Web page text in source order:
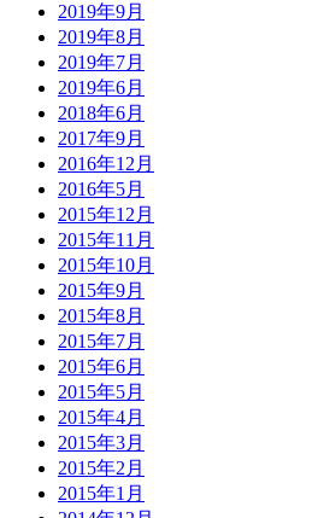
2019年9月
2019年8月
2019年7月
2019年6月
2018年6月
2017年9月
2016年12月
2016年5月
2015年12月
2015年11月
2015年10月
2015年9月
2015年8月
2015年7月
2015年6月
2015年5月
2015年4月
2015年3月
2015年2月
2015年1月